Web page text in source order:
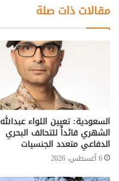
مقالات ذات صلة
السعودية: تعيين اللواء عبدالله
الشهري قائداً للتحالف البحري
الدفاعي متعدد الجنسيات
6 أغسطس، 2026